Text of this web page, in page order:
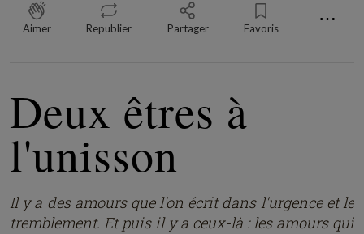
Aimer Republier Partager Favoris ⋯
Deux êtres à
l'unisson
Il y a des amours que l'on écrit dans l'urgence et le
tremblement. Et puis il y a ceux-là : les amours qui